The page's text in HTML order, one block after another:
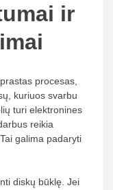
ir
procesas,
kuriuos svarbu
turi elektronines
reikia
galima padaryti
diskų būklę. Jei